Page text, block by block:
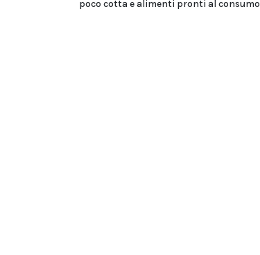
poco cotta e alimenti pronti al consumo